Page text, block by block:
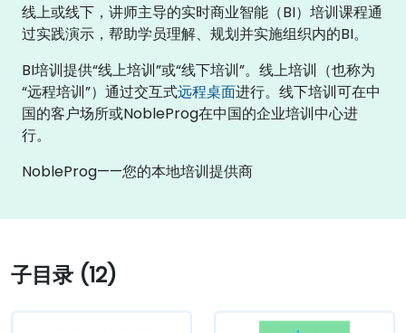
线上或线下，讲师主导的实时商业智能（BI）培训课程通
过实践演示，帮助学员理解、规划并实施组织内的BI。
BI培训提供“线上培训”或“线下培训”。线上培训（也称为
“远程培训”）通过交互式远程桌面进行。线下培训可在中
国的客户场所或NobleProg在中国的企业培训中心进
行。
NobleProg——您的本地培训提供商
子目录 (12)